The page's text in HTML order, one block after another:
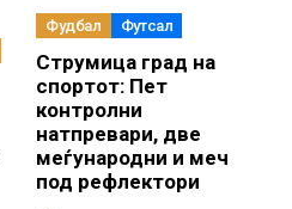
Фудбал Футсал
Струмица град на
спортот: Пет
контролни
натпревари, две
меѓународни и меч
под рефлектори